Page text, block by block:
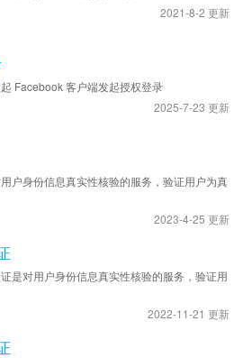
2021-8-2 更新
Facebook 客户端发起授权登录
2025-7-23 更新
户身份信息真实性核验的服务，验证用户为真
2023-4-25 更新
是对用户身份信息真实性核验的服务，验证用
2022-11-21 更新